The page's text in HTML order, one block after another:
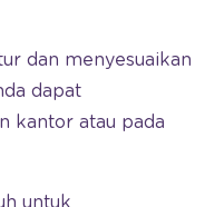
dan menyesuaikan
dapat
kantor atau pada
untuk